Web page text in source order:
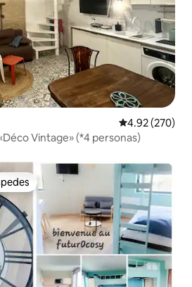
Calificación
4.92 (270)
Vintage» (*4 personas)
preferido